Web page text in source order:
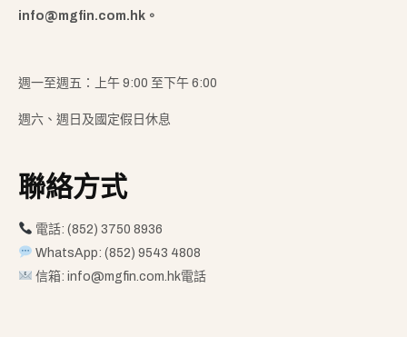
info@mgfin.com.hk。
週一至週五：上午 9:00 至下午 6:00
週六、週日及國定假日休息
聯絡方式
電話: (852) 3750 8936
WhatsApp: (852) 9543 4808
信箱: info@mgfin.com.hk電話